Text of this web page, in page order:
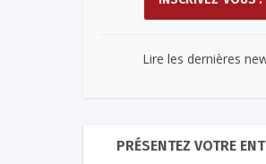
Lire les dernières
PRÉSENTEZ VOTRE